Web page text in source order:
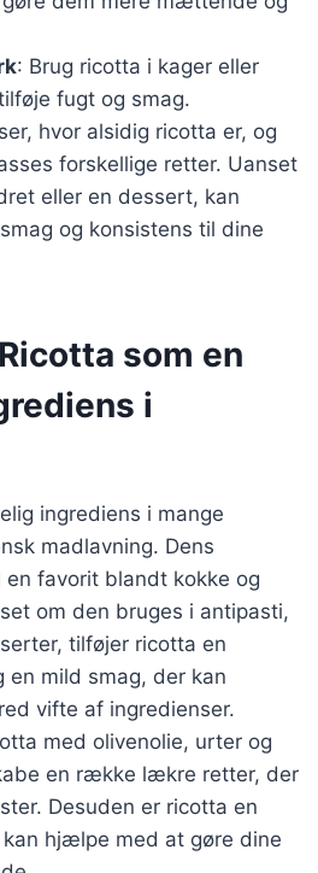
: Brug ricotta i kager eller
fugt og smag.
hvor alsidig ricotta er, og
forskellige retter. Uanset
eller en dessert, kan
og konsistens til dine
som en
i
ingrediens i mange
madlavning. Dens
favorit blandt kokke og
om den bruges i antipasti,
tilføjer ricotta en
en mild smag, der kan
vifte af ingredienser.
med olivenolie, urter og
en række lækre retter, der
Desuden er ricotta en
hjælpe med at gøre dine